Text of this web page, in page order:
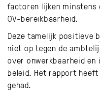
factoren lijken minstens
OV-bereikbaarheid.
Deze tamelijk positieve
niet op tegen de
over onwerkbaarheid
beleid. Het rapport
gehad.